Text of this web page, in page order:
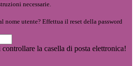
necessarie.
nome utente? Effettua il reset della password
la casella di posta elettronica!